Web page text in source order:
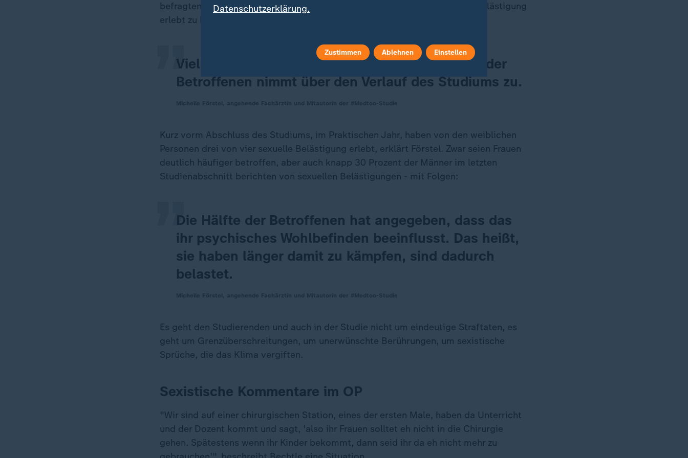
befragten Medizinstudierenden gaben darin an, mindestens eine sexuelle Belästigung
erlebt zu haben.
Viele Studierende sind betroffen und die Quote der
Betroffenen nimmt über den Verlauf des Studiums zu.
„
Kurz vorm Abschluss des Studiums, im Praktischen Jahr, haben von den weiblichen
Personen drei von vier sexuelle Belästigung erlebt, erklärt Förstel. Zwar seien Frauen
deutlich häufiger betroffen, aber auch knapp 30 Prozent der Männer im letzten
Studienabschnitt berichten von sexuellen Belästigungen - mit Folgen:
Die Hälfte der Betroffenen hat angegeben, dass das
ihr psychisches Wohlbefinden beeinflusst. Das heißt,
sie haben länger damit zu kämpfen, sind dadurch
belastet.
„
Es geht den Studierenden und auch in der Studie nicht um eindeutige Straftaten, es
geht um Grenzüberschreitungen, um unerwünschte Berührungen, um sexistische
Sprüche, die das Klima vergiften.
Sexistische Kommentare im OP
"Wir sind auf einer chirurgischen Station, eines der ersten Male, haben da Unterricht
und der Dozent kommt und sagt, 'also ihr Frauen solltet eh nicht in die Chirurgie
gehen. Spätestens wenn ihr Kinder bekommt, dann seid ihr da eh nicht mehr zu
Datenschutzerklärung.
Zustimmen Ablehnen Einstellen